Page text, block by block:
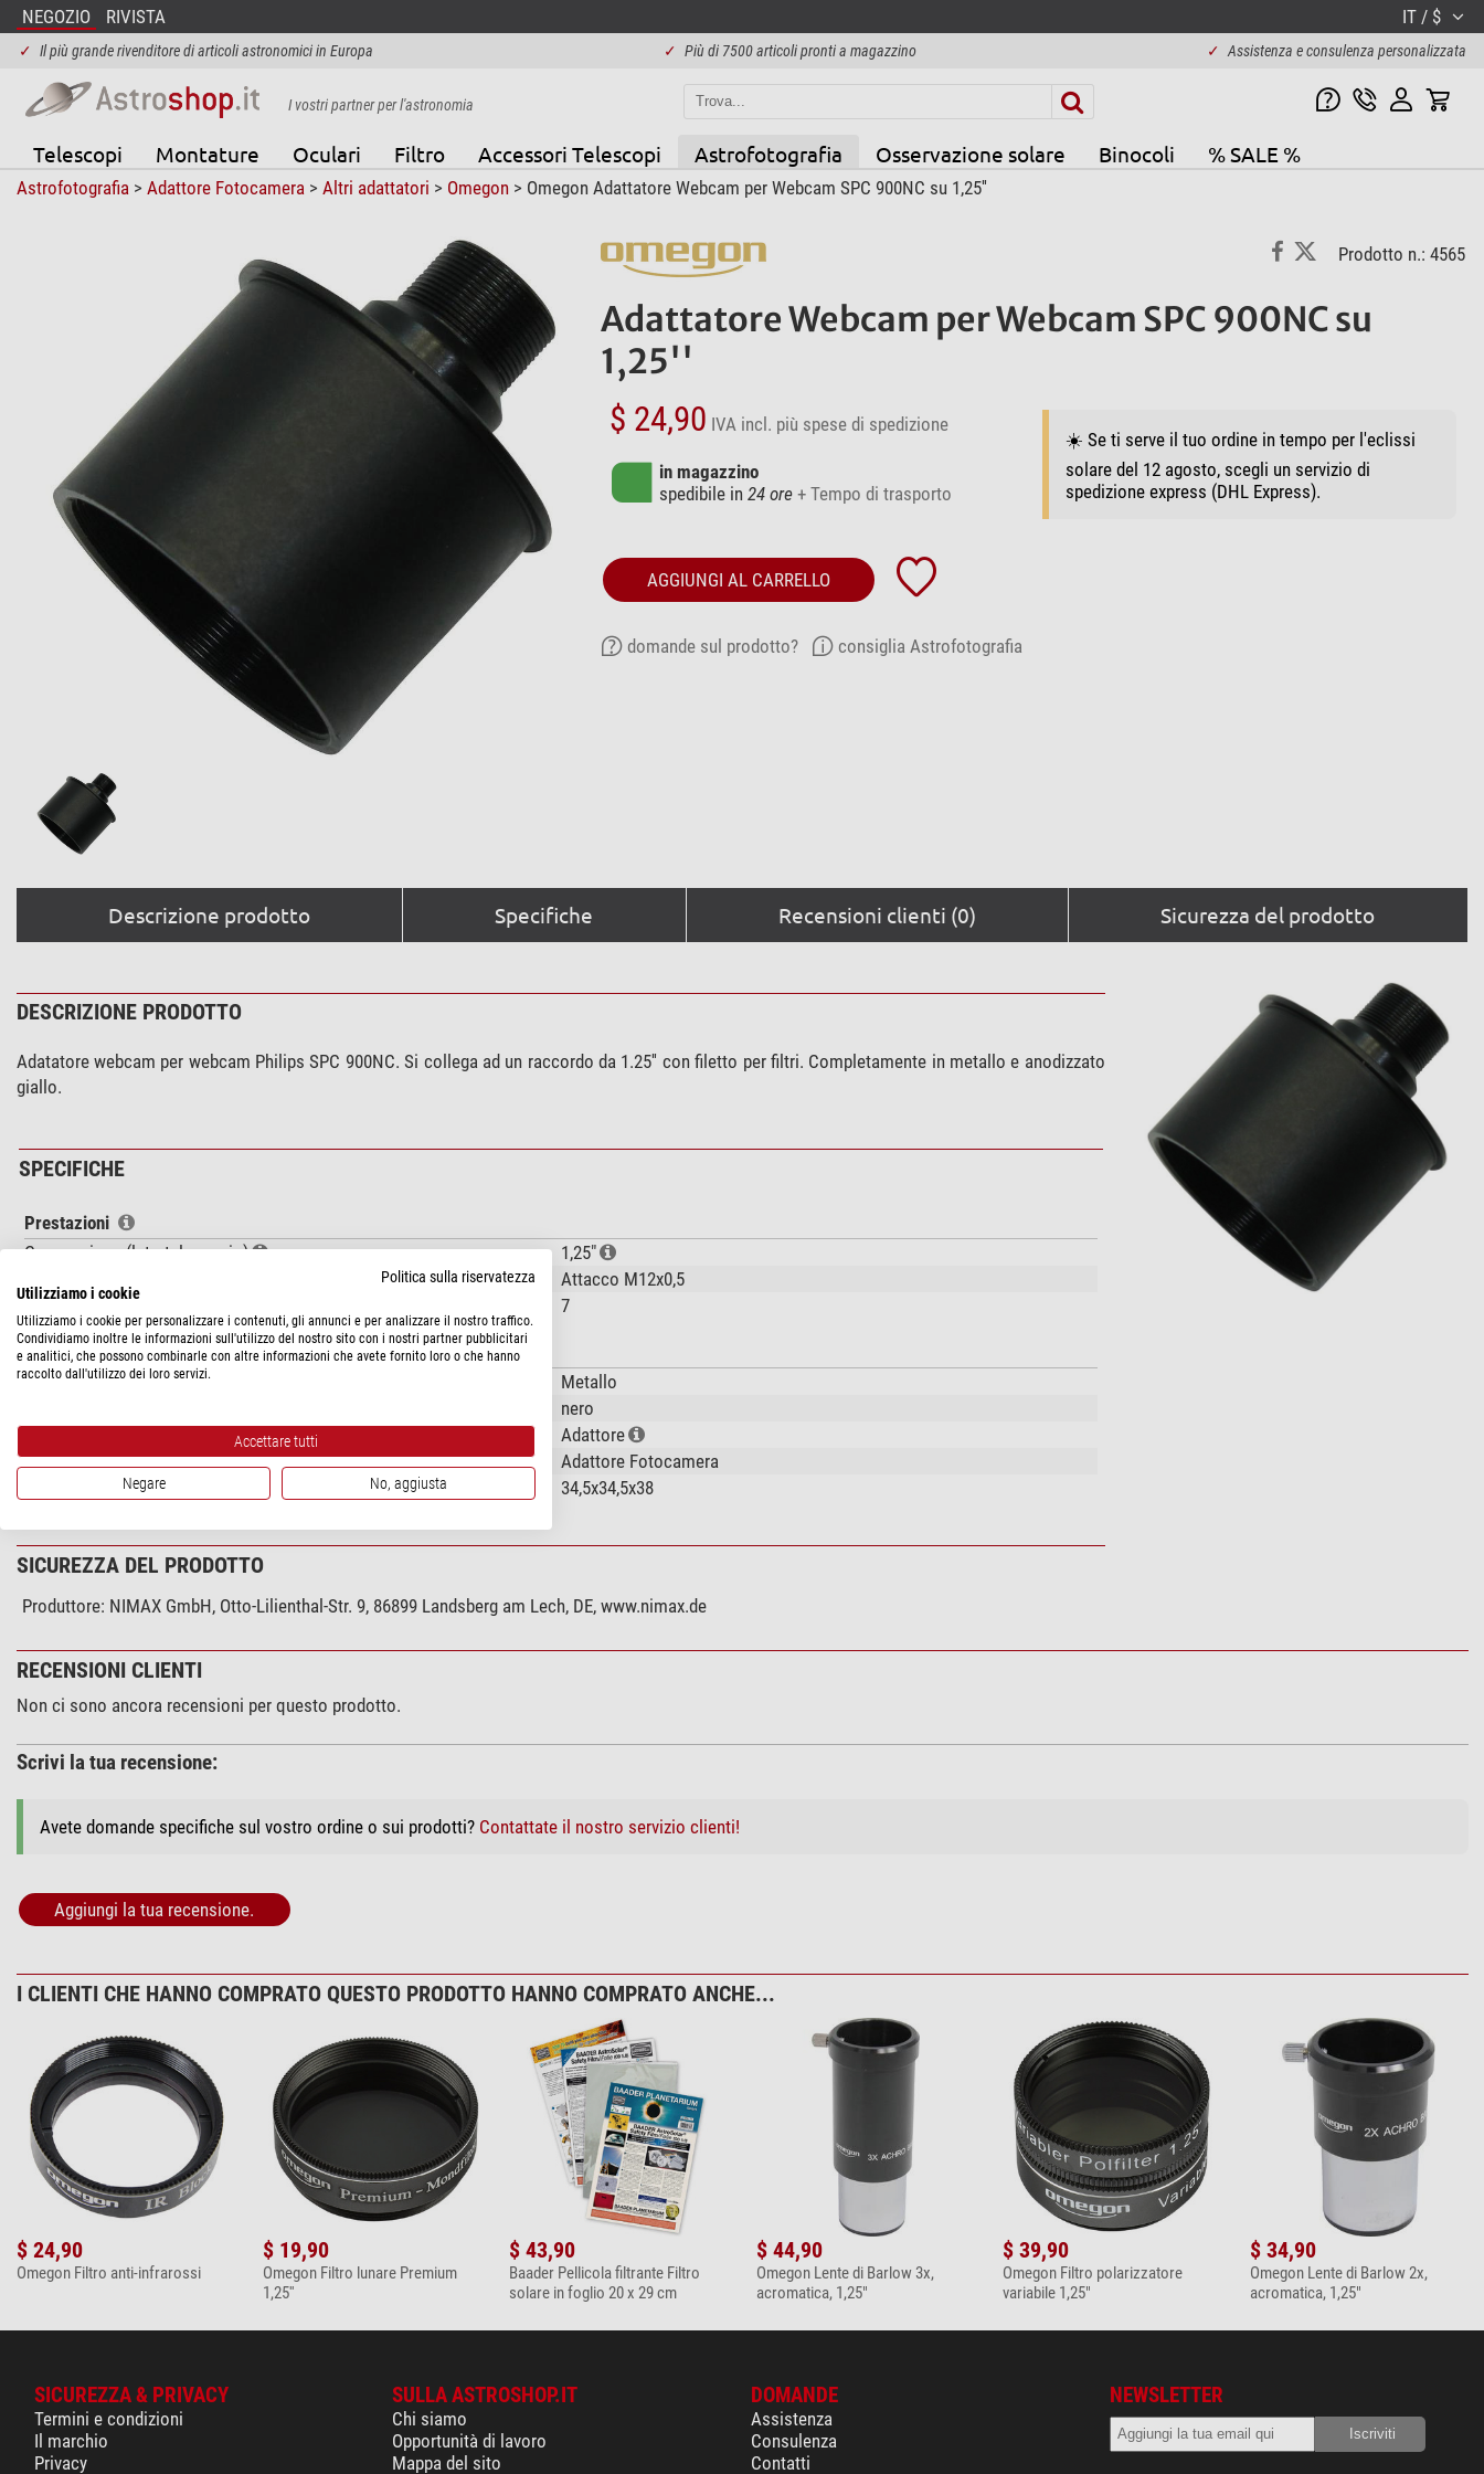
NEGOZIO RIVISTA IT / $
✓ Il più grande rivenditore di articoli astronomici in Europa ✓ Più di 7500 articoli pronti a magazzino ✓ Assistenza e consulenza personalizzata
I vostri partner per l'astronomia
Telescopi Montature Oculari Filtro Accessori Telescopi Astrofotografia Osservazione solare Binocoli % SALE %
Astrofotografia > Adattore Fotocamera > Altri adattatori > Omegon> Omegon Adattatore Webcam per Webcam SPC 900NC su 1,25''
Prodotto n.: 4565
Adattatore Webcam per Webcam SPC 900NC su
1,25''
$ 24,90 IVA incl. più spese di spedizione
in magazzino
spedibile in 24 ore + Tempo di trasporto
☀️ Se ti serve il tuo ordine in tempo per l'eclissi
solare del 12 agosto, scegli un servizio di
spedizione express (DHL Express).
AGGIUNGI AL CARRELLO
domande sul prodotto? consiglia Astrofotografia
Descrizione prodotto Specifiche Recensioni clienti (0) Sicurezza del prodotto
DESCRIZIONE PRODOTTO
Adatatore webcam per webcam Philips SPC 900NC. Si collega ad un raccordo da 1.25'' con filetto per filtri. Completamente in metallo e anodizzato
giallo.
SPECIFICHE
Prestazioni
Connessione (lato telescopio)
1,25"
Attacco M12x0,5
Lunghezza dell'ottica (mm)
7
Generale
Materiale
Metallo
nero
Adattore
Tecnica di fabbricazione
Adattore Fotocamera
Dimensioni esterne Lunghezza x Larghezza x Altezza (mm)
34,5x34,5x38
SICUREZZA DEL PRODOTTO
Produttore: NIMAX GmbH, Otto-Lilienthal-Str. 9, 86899 Landsberg am Lech, DE, www.nimax.de
RECENSIONI CLIENTI
Non ci sono ancora recensioni per questo prodotto.
Scrivi la tua recensione:
Avete domande specifiche sul vostro ordine o sui prodotti? Contattate il nostro servizio clienti!
Aggiungi la tua recensione.
I CLIENTI CHE HANNO COMPRATO QUESTO PRODOTTO HANNO COMPRATO ANCHE...
$ 24,90
Omegon Filtro anti-infrarossi
$ 19,90
Omegon Filtro lunare Premium
1,25''
$ 43,90
Baader Pellicola filtrante Filtro
solare in foglio 20 x 29 cm
$ 44,90
Omegon Lente di Barlow 3x,
acromatica, 1,25"
$ 39,90
Omegon Filtro polarizzatore
variabile 1,25"
$ 34,90
Omegon Lente di Barlow 2x,
acromatica, 1,25"
SICUREZZA & PRIVACY
Termini e condizioni
Il marchio
Privacy
SULLA ASTROSHOP.IT
Chi siamo
Opportunità di lavoro
Mappa del sito
DOMANDE
Assistenza
Consulenza
Contatti
NEWSLETTER
Politica sulla riservatezza
Utilizziamo i cookie
Utilizziamo i cookie per personalizzare i contenuti, gli annunci e per analizzare il nostro traffico.
Condividiamo inoltre le informazioni sull'utilizzo del nostro sito con i nostri partner pubblicitari
e analitici, che possono combinarle con altre informazioni che avete fornito loro o che hanno
raccolto dall'utilizzo dei loro servizi.
Accettare tutti
Negare No, aggiusta